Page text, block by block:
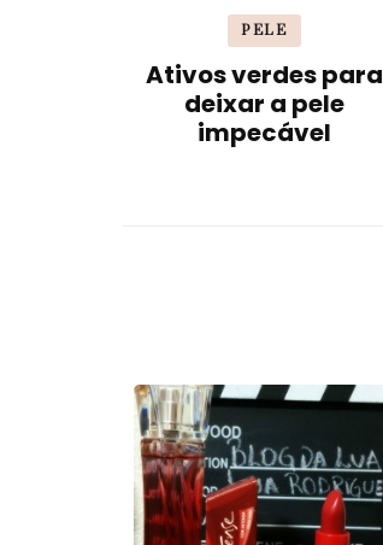
PELE
Ativos verdes para
deixar a pele
impecável